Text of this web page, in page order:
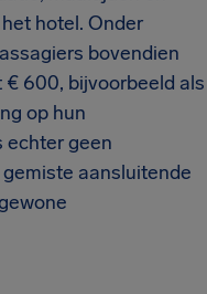
hotel. Onder
bovendien
600, bijvoorbeeld als
op hun
echter geen
aansluitende